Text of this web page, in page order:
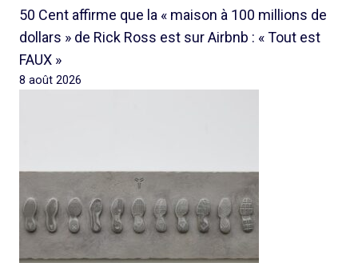
50 Cent affirme que la « maison à 100 millions de
dollars » de Rick Ross est sur Airbnb : « Tout est
FAUX »
8 août 2026